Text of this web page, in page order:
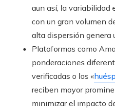
aun así, la variabilidad
con un gran volumen
alta dispersión genera
Plataformas como
ponderaciones
verificadas o los «
reciben mayor
minimizar el impacto